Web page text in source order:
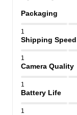
Packaging
1
Shipping Speed
1
Camera Quality
1
Battery Life
1